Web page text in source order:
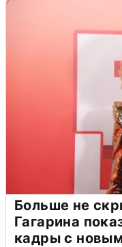
Больше не
Гагарина
кадры с